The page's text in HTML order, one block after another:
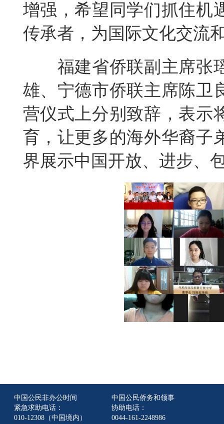
增强，希望同学们抓住机
传承者，为国际文化交流
福建省侨联副主席张
雄、宁德市侨联主席陈卫
营仪式上分别致辞，表示
育，让更多的海外华裔子
界展示中国开放、进步、
中国公民非办公时间
紧急求助电话：
010-12308（中国境内）
中国公民侨务和领事
协助电话：
0044-161-2248986